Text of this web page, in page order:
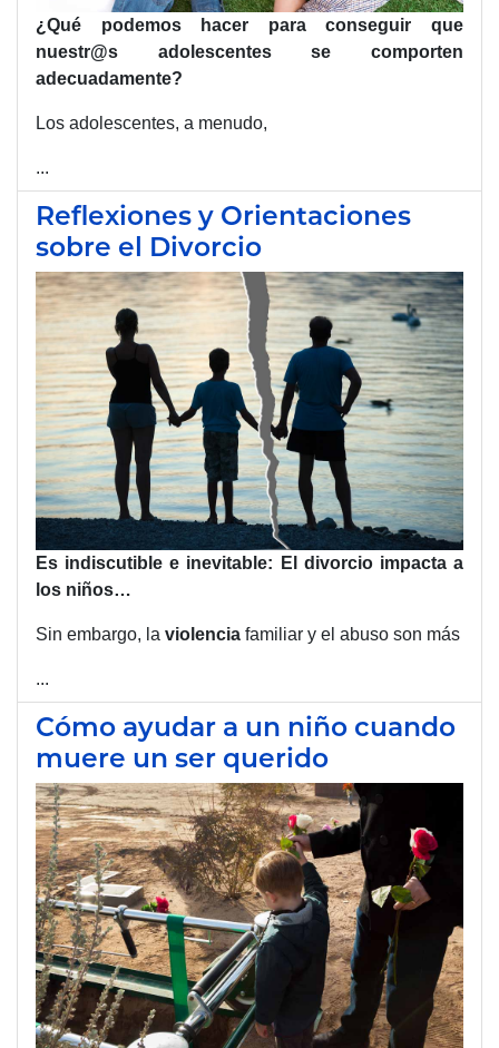
¿Qué podemos hacer para conseguir que
nuestr@s adolescentes se comporten
adecuadamente?
Los adolescentes, a menudo,
...
Reflexiones y Orientaciones
sobre el Divorcio
Es indiscutible e inevitable: El divorcio impacta a
los niños…
Sin embargo, la violencia familiar y el abuso son más
...
Cómo ayudar a un niño cuando
muere un ser querido